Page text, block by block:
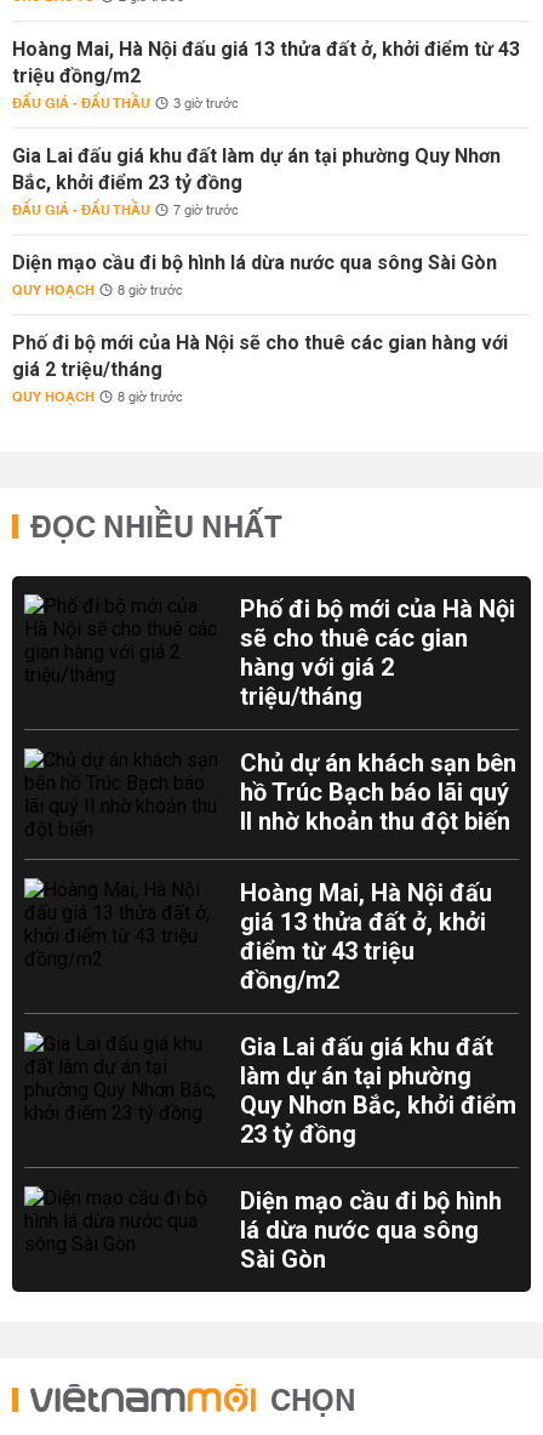
Hoàng Mai, Hà Nội đấu giá 13 thửa đất ở, khởi điểm từ 43
triệu đồng/m2
ĐẤU GIÁ - ĐẤU THẦU 3 giờ trước
Gia Lai đấu giá khu đất làm dự án tại phường Quy Nhơn
Bắc, khởi điểm 23 tỷ đồng
ĐẤU GIÁ - ĐẤU THẦU 7 giờ trước
Diện mạo cầu đi bộ hình lá dừa nước qua sông Sài Gòn
QUY HOẠCH 8 giờ trước
Phố đi bộ mới của Hà Nội sẽ cho thuê các gian hàng với
giá 2 triệu/tháng
QUY HOẠCH 8 giờ trước
ĐỌC NHIỀU NHẤT
Phố đi bộ mới của Hà Nội
sẽ cho thuê các gian
hàng với giá 2
triệu/tháng
Chủ dự án khách sạn bên
hồ Trúc Bạch báo lãi quý
II nhờ khoản thu đột biến
Hoàng Mai, Hà Nội đấu
giá 13 thửa đất ở, khởi
điểm từ 43 triệu
đồng/m2
Gia Lai đấu giá khu đất
làm dự án tại phường
Quy Nhơn Bắc, khởi điểm
23 tỷ đồng
Diện mạo cầu đi bộ hình
lá dừa nước qua sông
Sài Gòn
CHỌN